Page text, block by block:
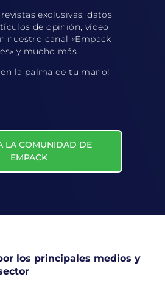
exclusivas, datos
de opinión, vídeo
nuestro canal «Empack
y mucho más.
la palma de tu mano!
LA COMUNIDAD DE
EMPACK
los principales medios y